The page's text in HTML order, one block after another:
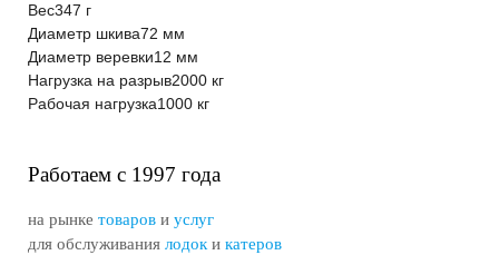
Вес347 г
Диаметр шкива72 мм
Диаметр веревки12 мм
Нагрузка на разрыв2000 кг
Рабочая нагрузка1000 кг
Работаем с 1997 года
на рынке товаров и услуг
для обслуживания лодок и катеров